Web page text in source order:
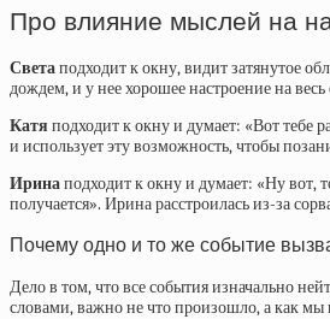
Про влияние мыслей на
Светаподходит к окну, видит затянутое
дождем, и у нее хорошее настроение на
Катя подходит к окну и думает: «Вот тебе
и использует эту возможность, чтобы
Иринаподходит к окну и думает: «Ну вот,
получается». Ирина расстроилась из-за
Почему одно и то же событие
Дело в том, что все события изначально
словами, важно не что произошло, а как